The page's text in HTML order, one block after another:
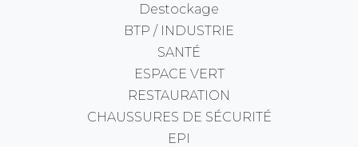
Destockage
BTP / INDUSTRIE
SANTÉ
ESPACE VERT
RESTAURATION
CHAUSSURES DE SÉCURITÉ
EPI